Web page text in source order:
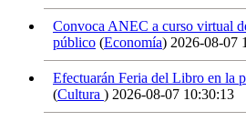
Convoca ANEC a curso virtual
público (Economía) 2026-08-07
Efectuarán Feria del Libro en la
(Cultura ) 2026-08-07 10:30:13